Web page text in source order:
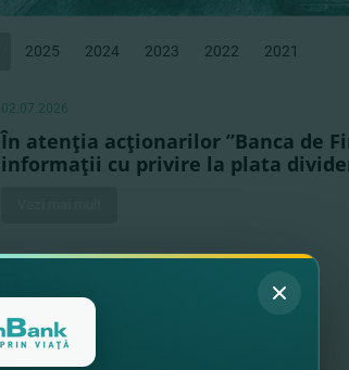
2025 2024 2023 2022 2021
02.07.2026
În atenţia acţionarilor ”Banca de
informaţii cu privire la plata
02.07.2026